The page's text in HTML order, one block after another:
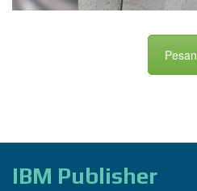
Pesan
IBM Publisher